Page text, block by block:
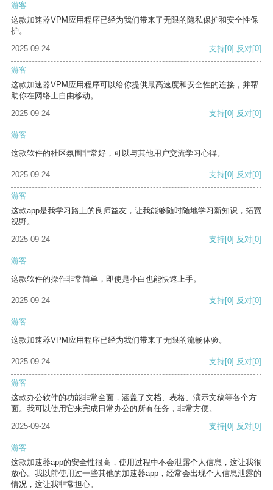
游客
这款加速器VPM应用程序已经为我们带来了无限的隐私保护和安全性保
护。
2025-09-24
支持[0] 反对[0]
游客
这款加速器VPM应用程序可以给你提供最高速度和安全性的连接，并帮
助你在网络上自由移动。
2025-09-24
支持[0] 反对[0]
游客
这款软件的社区氛围非常好，可以与其他用户交流学习心得。
2025-09-24 支持[0] 反对[0]
游客
这款app是我学习路上的良师益友，让我能够随时随地学习新知识，拓宽
视野。
2025-09-24
支持[0] 反对[0]
游客
这款软件的操作非常简单，即使是小白也能快速上手。
2025-09-24 支持[0] 反对[0]
游客
这款加速器VPM应用程序已经为我们带来了无限的流畅体验。
2025-09-24 支持[0] 反对[0]
游客
这款办公软件的功能非常全面，涵盖了文档、表格、演示文稿等各个方
面。我可以使用它来完成日常办公的所有任务，非常方便。
2025-09-24
支持[0] 反对[0]
游客
这款加速器app的安全性很高，使用过程中不会泄露个人信息，这让我很
放心。我以前使用过一些其他的加速器app，经常会出现个人信息泄露的
情况，这让我非常担心。